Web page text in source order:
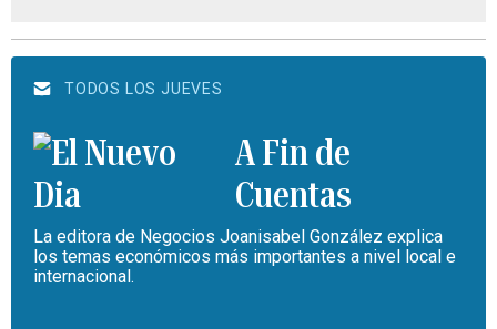
TODOS LOS JUEVES
A Fin de
Cuentas
La editora de Negocios Joanisabel González explica
los temas económicos más importantes a nivel local e
internacional.